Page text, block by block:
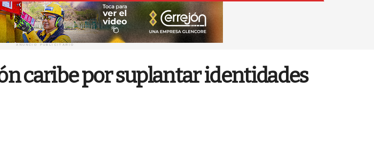
ANUNCIO PUBLICITARIO
caribe por suplantar identidades